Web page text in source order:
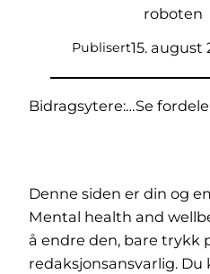
roboten
Publisert15. august
Bidragsytere:…Se
Denne siden er din og
Mental health and
å endre den, bare trykk
redaksjonsansvarlig.